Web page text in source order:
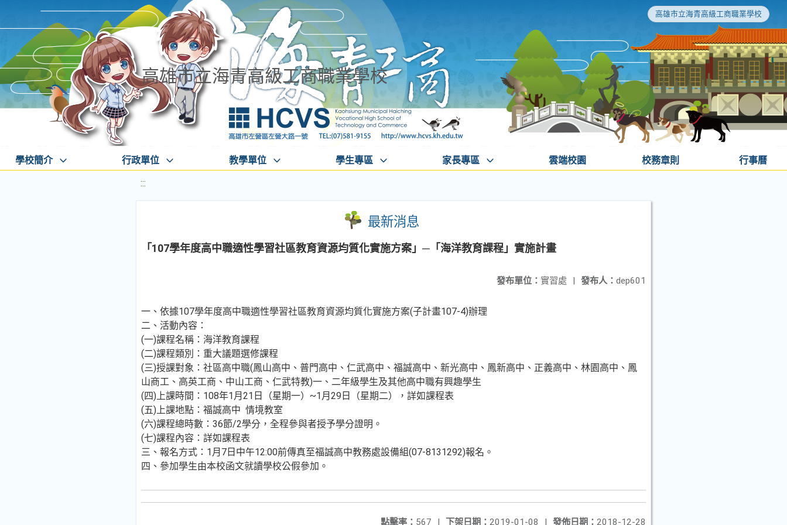
高雄市立海青高級工商職業學校
高雄市立海青高級工商職業學校
學校簡介 行政單位 教學單位 學生專區 家長專區 雲端校園 校務章則 行事曆
:::
最新消息
「107學年度高中職適性學習社區教育資源均質化實施方案」─「海洋教育課程」實施計畫
發布人： dep601
發布單位： 實習處 |
一、依據107學年度高中職適性學習社區教育資源均質化實施方案(子計畫107-4)辦理
二、活動內容：
(一)課程名稱：海洋教育課程
(二)課程類別：重大議題選修課程
(三)授課對象：社區高中職(鳳山高中、普門高中、仁武高中、福誠高中、新光高中、鳳新高中、正義高中、林園高中、鳳
山商工、高英工商、中山工商、仁武特教)一、二年級學生及其他高中職有興趣學生
(四)上課時間：108年1月21日（星期一）~1月29日（星期二），詳如課程表
(五)上課地點：福誠高中 情境教室
(六)課程總時數：36節/2學分，全程參與者授予學分證明。
(七)課程內容：詳如課程表
三、報名方式：1月7日中午12:00前傳真至福誠高中教務處設備組(07-8131292)報名。
四、參加學生由本校函文就讀學校公假參加。
發佈日期： 2018-12-28
下架日期： 2019-01-08 |
點擊率： 567 |